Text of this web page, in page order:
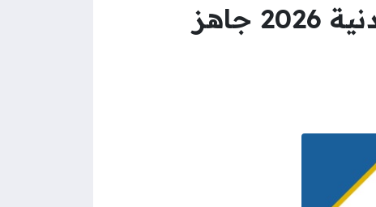
نموذج التقييم السنوي للموظفين ديوان الخدمة المدنية 2026 جاهز